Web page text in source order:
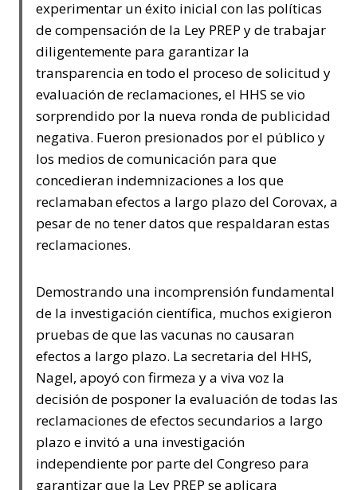
experimentar un éxito inicial con las políticas
de compensación de la Ley PREP y de trabajar
diligentemente para garantizar la
transparencia en todo el proceso de solicitud y
evaluación de reclamaciones, el HHS se vio
sorprendido por la nueva ronda de publicidad
negativa. Fueron presionados por el público y
los medios de comunicación para que
concedieran indemnizaciones a los que
reclamaban efectos a largo plazo del Corovax, a
pesar de no tener datos que respaldaran estas
reclamaciones.
Demostrando una incomprensión fundamental
de la investigación científica, muchos exigieron
pruebas de que las vacunas no causaran
efectos a largo plazo. La secretaria del HHS,
Nagel, apoyó con firmeza y a viva voz la
decisión de posponer la evaluación de todas las
reclamaciones de efectos secundarios a largo
plazo e invitó a una investigación
independiente por parte del Congreso para
garantizar que la Ley PREP se aplicara